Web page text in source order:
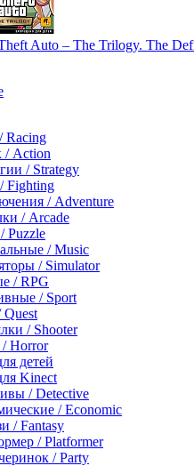
Auto – The Trilogy. The
Racing
/ Action
/ Strategy
Fighting
/ Adventure
/ Arcade
Puzzle
/ Music
/ Simulator
/ RPG
/ Sport
Quest
/ Shooter
Horror
детей
Kinect
/ Detective
/ Economic
/ Fantasy
/ Platformer
/ Party